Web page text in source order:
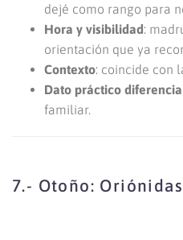
dejé como rango para
Hora y visibilidad:
orientación que ya
Contexto: coincide con
Dato práctico
familiar.
7.- Otoño: